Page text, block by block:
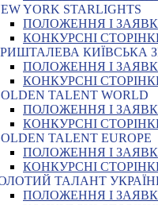
YORK STARLIGHTS
ПОЛОЖЕННЯ І
КОНКУРСНІ
КИЇВСЬКА
ПОЛОЖЕННЯ І
КОНКУРСНІ
TALENT WORLD
ПОЛОЖЕННЯ І
КОНКУРСНІ
TALENT EUROPE
ПОЛОЖЕННЯ І
КОНКУРСНІ
ТАЛАНТ
ПОЛОЖЕННЯ І